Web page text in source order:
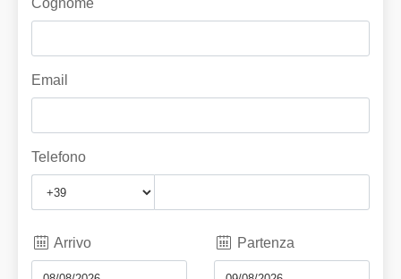
Cognome
Email
Telefono
Arrivo Partenza